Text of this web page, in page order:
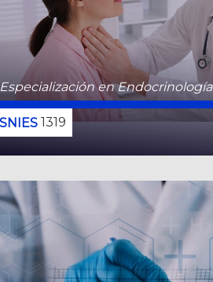
Especialización en Endocrinología
1319
CONOCE MÁS